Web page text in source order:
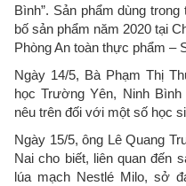
Bình”. Sản phẩm dùng
bố sản phẩm năm 2020 tại
Phòng An toàn thực phẩm –
Ngày 14/5, Bà Phạm Thị
học Trường Yên, Ninh
nêu trên đối với một số học
Ngày 15/5, ông Lê Quang
Nai cho biết, liên quan đến
lúa mạch Nestlé Milo, sở